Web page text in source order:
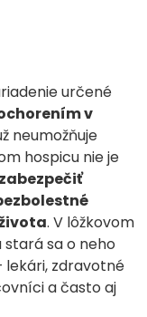
určené
v
neumožňuje
hospicu nie je
zabezpečiť
. V lôžkovom
sa o neho
zdravotné
a často aj